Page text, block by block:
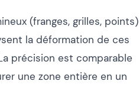
(franges, grilles, points)
la déformation de ces
précision est comparable
une zone entière en un